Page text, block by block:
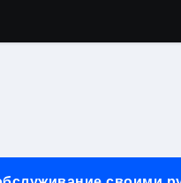
сравнения
5 минут без